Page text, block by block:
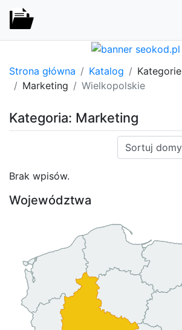
Strona główna Katalog Kategorie
Marketing
Wielkopolskie
Kategoria: Marketing
Sortuj:
Brak wpisów.
Województwa